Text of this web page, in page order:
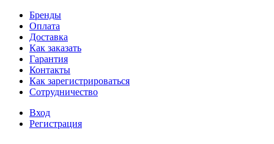
Бренды
Оплата
Доставка
Как заказать
Гарантия
Контакты
Как зарегистрироваться
Сотрудничество
Вход
Регистрация